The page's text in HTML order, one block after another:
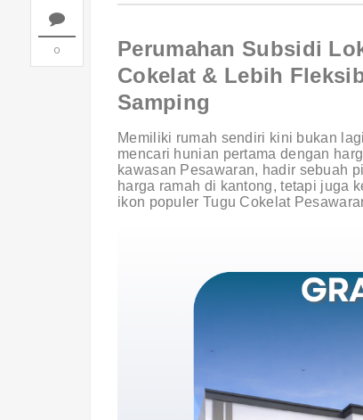
0
Perumahan Subsidi
Cokelat & Lebih
Samping
Memiliki rumah sendiri kini bukan
mencari hunian pertama dengan
kawasan Pesawaran, hadir sebuah
harga ramah di kantong, tetapi juga
ikon populer Tugu Cokelat